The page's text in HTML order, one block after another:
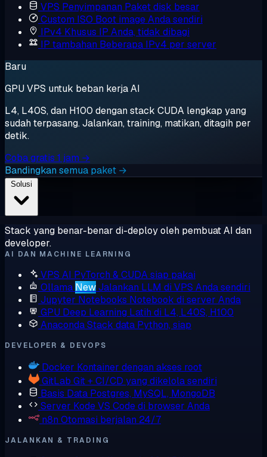
VPS Penyimpanan Paket disk besar
Custom ISO Boot image Anda sendiri
IPv4 Khusus IP Anda, tidak dibagi
IP tambahan Beberapa IPv4 per server
Baru
GPU VPS untuk beban kerja AI
L4, L40S, dan H100 dengan stack CUDA lengkap yang
sudah terpasang. Jalankan, training, matikan, ditagih per
detik.
Coba gratis 1 jam →
Bandingkan semua paket →
Stack yang benar-benar di-deploy oleh pembuat AI dan
developer.
AI DAN MACHINE LEARNING
VPS AI PyTorch & CUDA siap pakai
Ollama NewJalankan LLM di VPS Anda sendiri
Jupyter Notebooks Notebook di server Anda
GPU Deep Learning Latih di L4, L40S, H100
AnacondaStack data Python, siap
DEVELOPER & DEVOPS
Docker Kontainer dengan akses root
GitLab Git + CI/CD yang dikelola sendiri
Basis Data Postgres, MySQL, MongoDB
Server KodeVS Code di browser Anda
n8n Otomasi berjalan 24/7
JALANKAN & TRADING